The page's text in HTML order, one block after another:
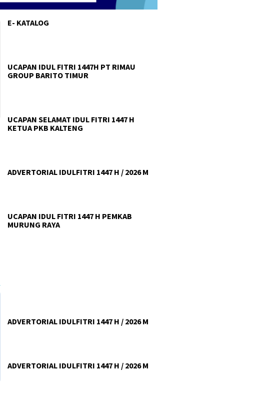
E- KATALOG
UCAPAN IDUL FITRI 1447H PT RIMAU
GROUP BARITO TIMUR
UCAPAN SELAMAT IDUL FITRI 1447 H
KETUA PKB KALTENG
ADVERTORIAL IDULFITRI 1447 H / 2026 M
UCAPAN IDUL FITRI 1447 H PEMKAB
MURUNG RAYA
ADVERTORIAL IDULFITRI 1447 H / 2026 M
ADVERTORIAL IDULFITRI 1447 H / 2026 M